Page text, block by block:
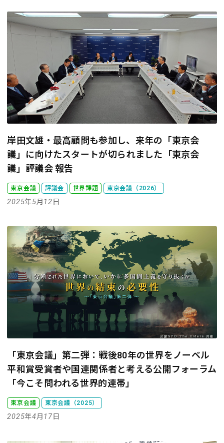
岸田文雄・最高顧問も参加し、来年の「東京会
議」に向けたスタートが切られました 「東京会
議」評議会 報告
東京会議 評議会 世界課題 東京会議（2026）
2025年5月12日
「東京会議」第二弾：戦後80年の世界をノーベル
平和賞受賞者や国連関係者と考える公開フォーラム
「今こそ問われる世界的連帯」
東京会議 東京会議（2025）
2025年4月17日